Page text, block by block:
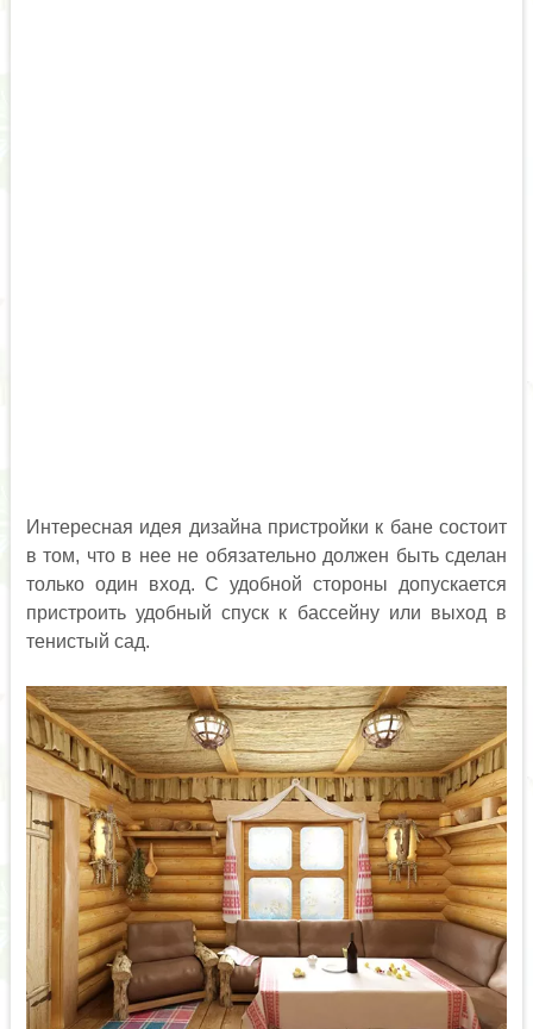
Интересная идея дизайна пристройки к бане состоит
в том, что в нее не обязательно должен быть сделан
только один вход. С удобной стороны допускается
пристроить удобный спуск к бассейну или выход в
тенистый сад.